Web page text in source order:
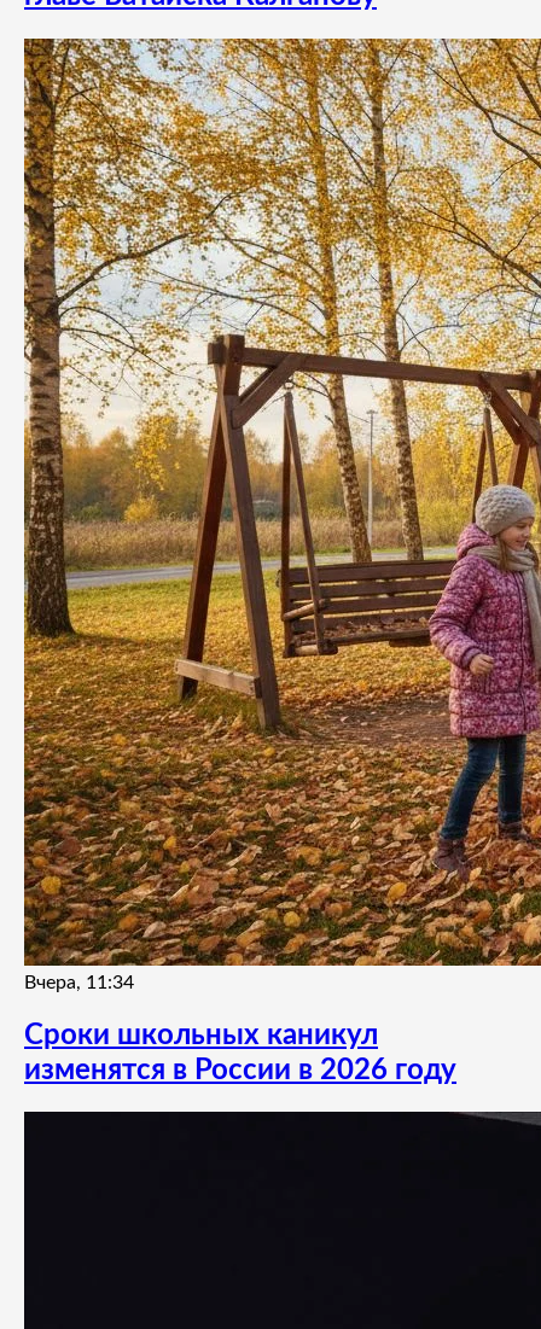
Вчера, 11:34
Сроки школьных каникул
изменятся в России в 2026 году